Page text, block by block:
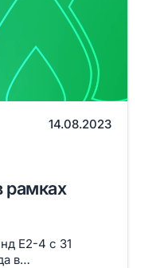
14.08.2023
рамках
Е2-4 с 31
в